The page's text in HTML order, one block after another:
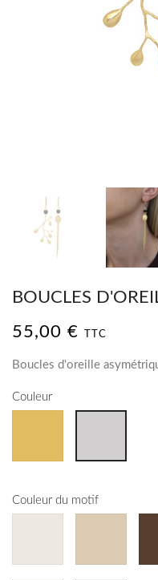
BOUCLES
55,00 € TTC
Boucles d'oreille
Couleur
Couleur du motif